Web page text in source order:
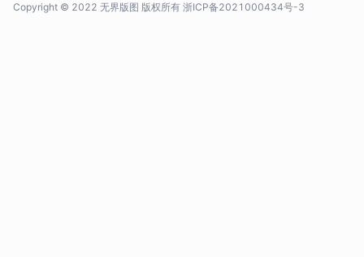
Copyright © 2022 无界版图 版权所有 浙ICP备2021000434号-3